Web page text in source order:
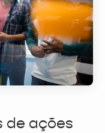
de ações